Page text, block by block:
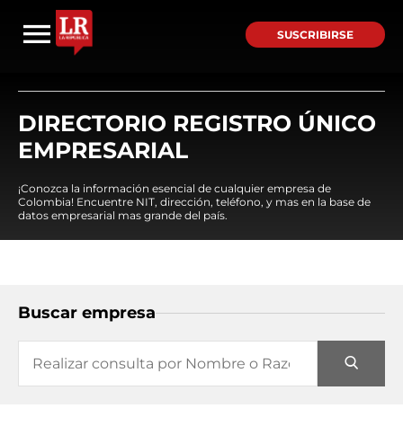
SUSCRIBIRSE
DIRECTORIO REGISTRO ÚNICO
EMPRESARIAL
¡Conozca la información esencial de cualquier empresa de
Colombia! Encuentre NIT, dirección, teléfono, y mas en la base de
datos empresarial mas grande del país.
Buscar empresa